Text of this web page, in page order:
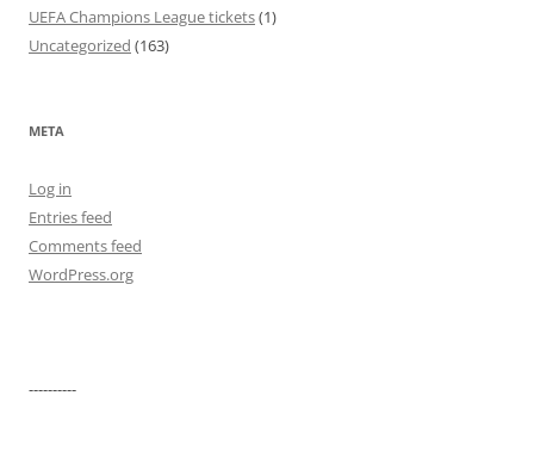
UEFA Champions League tickets(1)
Uncategorized (163)
META
Log in
Entries feed
Comments feed
WordPress.org
----------